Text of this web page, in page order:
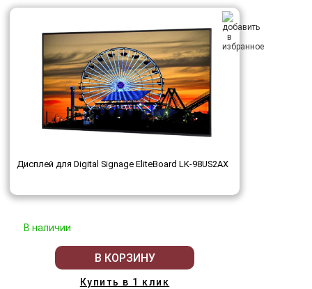
Дисплей для Digital Signage EliteBoard LK-98US2AX
В наличии
В КОРЗИНУ
Купить в 1 клик